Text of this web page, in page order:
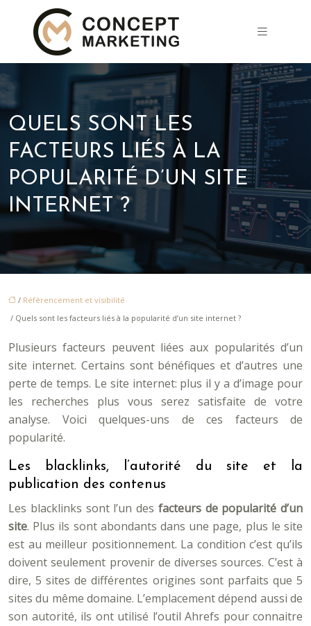
QUELS SONT LES
FACTEURS LIÉS À LA
POPULARITÉ D’UN SITE
INTERNET ?
/ Référencement et visibilité
/ Quels sont les facteurs liés à la popularité d’un site internet ?
Plusieurs facteurs peuvent liées aux popularités d’un
site internet. Certains sont bénéfiques et d’autres une
perte de temps. Le site internet: plus il y a d’image pour
les recherches plus vous serez satisfaite de votre
analyse. Voici quelques-uns de ces facteurs de
popularité.
Les blacklinks, l’autorité du site et la
publication des contenus
Les blacklinks sont l’un des facteurs de popularité d’un
site. Plus ils sont abondants dans une page, plus le site
est au meilleur positionnement. La condition c’est qu’ils
doivent seulement provenir de diverses sources. C’est à
dire, 5 sites de différentes origines sont parfaits que 5
sites du même domaine. L’emplacement dépend aussi de
son autorité, ils ont utilisé l’outil Ahrefs pour connaitre